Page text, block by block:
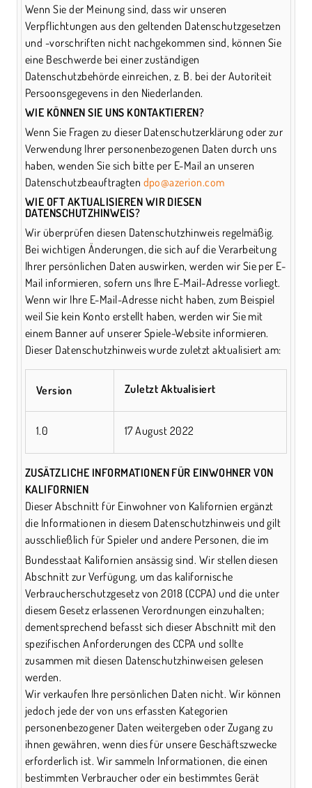
Wenn Sie der Meinung sind, dass wir unseren
Verpflichtungen aus den geltenden Datenschutzgesetzen
und -vorschriften nicht nachgekommen sind, können Sie
eine Beschwerde bei einer zuständigen
Datenschutzbehörde einreichen, z. B. bei der Autoriteit
Persoonsgegevens in den Niederlanden.
WIE KÖNNEN SIE UNS KONTAKTIEREN?
Wenn Sie Fragen zu dieser Datenschutzerklärung oder zur
Verwendung Ihrer personenbezogenen Daten durch uns
haben, wenden Sie sich bitte per E-Mail an unseren
Datenschutzbeauftragten dpo@azerion.com
WIE OFT AKTUALISIEREN WIR DIESEN
DATENSCHUTZHINWEIS?
Wir überprüfen diesen Datenschutzhinweis regelmäßig.
Bei wichtigen Änderungen, die sich auf die Verarbeitung
Ihrer persönlichen Daten auswirken, werden wir Sie per E-
Mail informieren, sofern uns Ihre E-Mail-Adresse vorliegt.
Wenn wir Ihre E-Mail-Adresse nicht haben, zum Beispiel
weil Sie kein Konto erstellt haben, werden wir Sie mit
einem Banner auf unserer Spiele-Website informieren.
Dieser Datenschutzhinweis wurde zuletzt aktualisiert am:
Version Zuletzt Aktualisiert
1.0 17 August 2022
ZUSÄTZLICHE INFORMATIONEN FÜR EINWOHNER VON
KALIFORNIEN
Dieser Abschnitt für Einwohner von Kalifornien ergänzt
die Informationen in diesem Datenschutzhinweis und gilt
ausschließlich für Spieler und andere Personen, die im
Bundesstaat Kalifornien ansässig sind. Wir stellen diesen
Abschnitt zur Verfügung, um das kalifornische
Verbraucherschutzgesetz von 2018 (CCPA) und die unter
diesem Gesetz erlassenen Verordnungen einzuhalten;
dementsprechend befasst sich dieser Abschnitt mit den
spezifischen Anforderungen des CCPA und sollte
zusammen mit diesen Datenschutzhinweisen gelesen
werden.
Wir verkaufen Ihre persönlichen Daten nicht. Wir können
jedoch jede der von uns erfassten Kategorien
personenbezogener Daten weitergeben oder Zugang zu
ihnen gewähren, wenn dies für unsere Geschäftszwecke
erforderlich ist. Wir sammeln Informationen, die einen
bestimmten Verbraucher oder ein bestimmtes Gerät